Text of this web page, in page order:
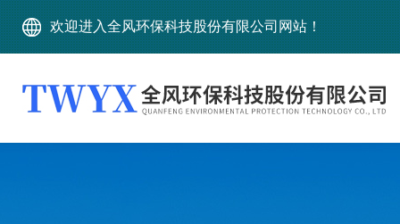
欢迎进入全风环保科技股份有限公司网站！